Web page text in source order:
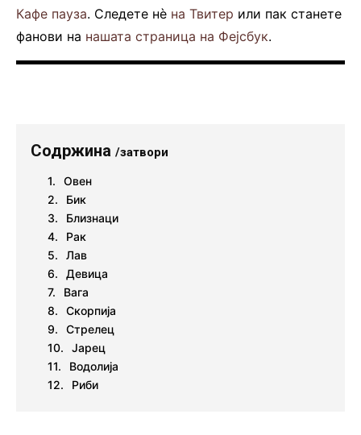
Кафе пауза. Следете нè на Твитер или пак станете
фанови на нашата страница на Фејсбук.
Содржина /затвори
Овен
Бик
Близнаци
Рак
Лав
Девица
Вага
Скорпија
Стрелец
Јарец
Водолија
Риби